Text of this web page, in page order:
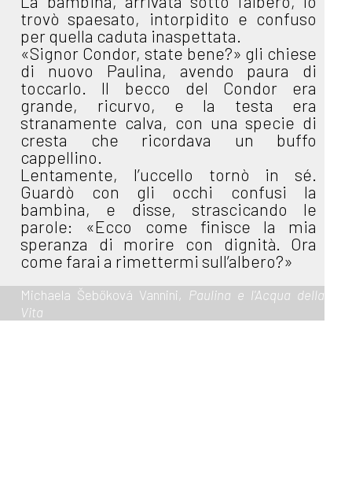
trovò spaesato, intorpidito e confuso
per quella caduta inaspettata.
«Signor Condor, state bene?» gli chiese
di nuovo Paulina, avendo paura di
toccarlo. Il becco del Condor era
grande, ricurvo, e la testa era
stranamente calva, con una specie di
cresta che ricordava un buffo
cappellino.
Lentamente, l’uccello tornò in sé.
Guardò con gli occhi confusi la
bambina, e disse, strascicando le
parole: «Ecco come finisce la mia
speranza di morire con dignità. Ora
come farai a rimettermi sull’albero?»
Michaela Šebőková Vannini, Paulina e l'Acqua della
Vita